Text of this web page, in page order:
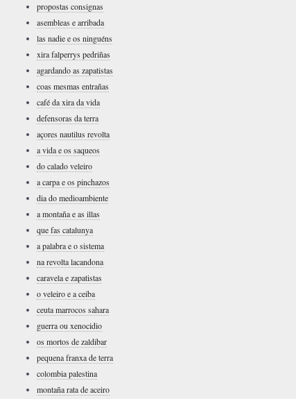
propostas consignas
asembleas e arribada
las nadie e os ninguéns
xira falperrys pedriñas
agardando as zapatistas
coas mesmas entrañas
café da xira da vida
defensoras da terra
açores nautilus revolta
a vida e os saqueos
do calado veleiro
a carpa e os pinchazos
dia do medioambiente
a montaña e as illas
que fas catalunya
a palabra e o sistema
na revolta lacandona
caravela e zapatistas
o veleiro e a ceiba
ceuta marrocos sahara
guerra ou xenocidio
os mortos de zaldibar
pequena franxa de terra
colombia palestina
montaña rata de aceiro